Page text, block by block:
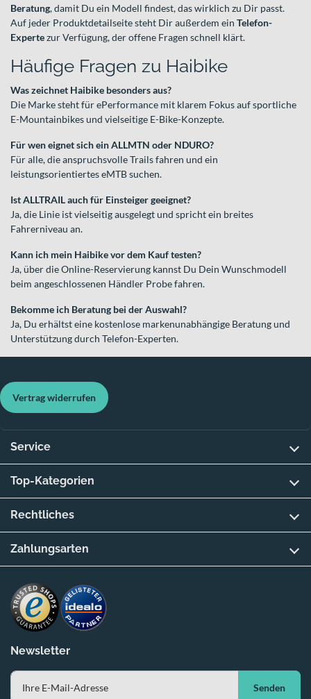
Beratung, damit Du ein Modell findest, das wirklich zu Dir passt.
Auf jeder Produktdetailseite steht Dir außerdem ein Telefon-
Expertezur Verfügung, der offene Fragen schnell klärt.
Häufige Fragen zu Haibike
Was zeichnet Haibike besonders aus?
Die Marke steht für ePerformance mit klarem Fokus auf sportliche
E-Mountainbikes und vielseitige E-Bike-Konzepte.
Für wen eignet sich ein ALLMTN oder NDURO?
Für alle, die anspruchsvolle Trails fahren und ein
leistungsorientiertes eMTB suchen.
Ist ALLTRAIL auch für Einsteiger geeignet?
Ja, die Linie ist vielseitig ausgelegt und spricht ein breites
Fahrerniveau an.
Kann ich mein Haibike vor dem Kauf testen?
Ja, über die Online-Reservierung kannst Du Dein Wunschmodell
beim angeschlossenen Händler Probe fahren.
Bekomme ich Beratung bei der Auswahl?
Ja, Du erhältst eine kostenlose markenunabhängige Beratung und
Unterstützung durch Telefon-Experten.
Newsletter
Senden
Vertrag widerrufen
Service
Top-Kategorien
Rechtliches
Zahlungsarten